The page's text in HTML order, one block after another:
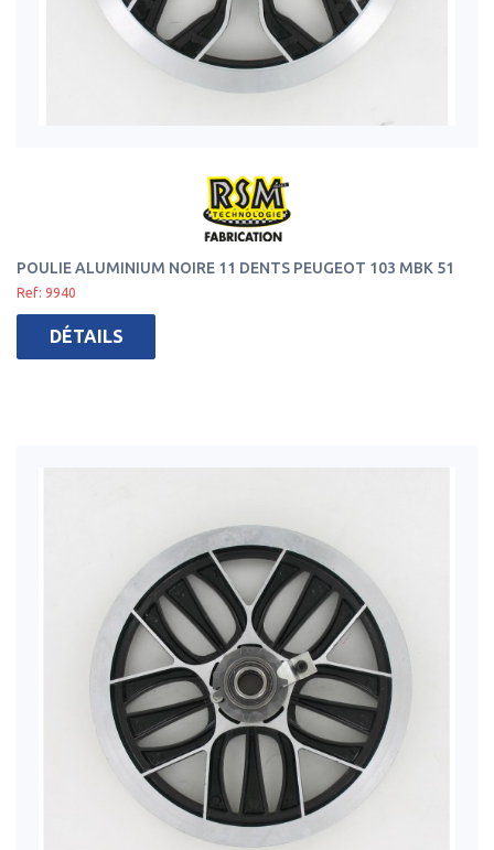
POULIE ALUMINIUM NOIRE 11 DENTS PEUGEOT 103 MBK 51
Ref: 9940
DÉTAILS